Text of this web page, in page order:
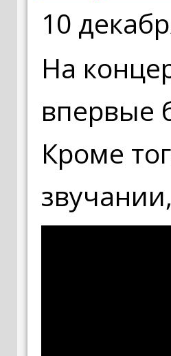
10
На
впервые
Кроме